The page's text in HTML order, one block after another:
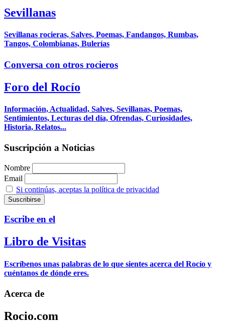
Sevillanas
Sevillanas rocieras, Salves, Poemas, Fandangos, Rumbas,
Tangos, Colombianas, Bulerías
Conversa con otros rocieros
Foro del Rocío
Información, Actualidad, Salves, Sevillanas, Poemas,
Sentimientos, Lecturas del día, Ofrendas, Curiosidades,
Historia, Relatos...
Suscripción a Noticias
Nombre
Email
Si continúas, aceptas la política de privacidad
Escribe en el
Libro de Visitas
Escríbenos unas palabras de lo que sientes acerca del Rocío y
cuéntanos de dónde eres.
Acerca de
Rocio.com